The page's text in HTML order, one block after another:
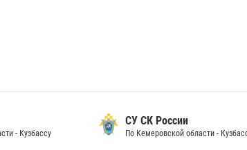
- Кузбассу
СУ СК России
По Кемеровской области -